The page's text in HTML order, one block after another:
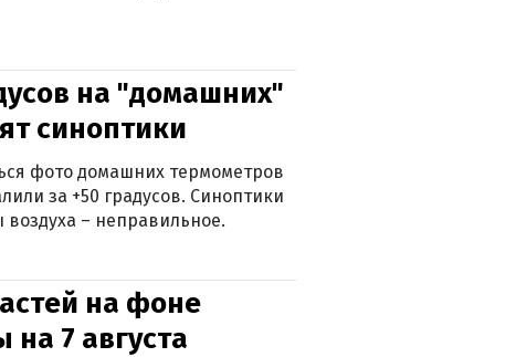
на "домашних"
синоптики
фото домашних термометров
за +50 градусов. Синоптики
– неправильное.
на фоне
7 августа